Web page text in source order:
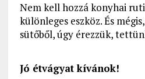
Nem kell hozzá konyhai
különleges eszköz. És
sütőből, úgy érezzük,
Jó étvágyat kívánok!